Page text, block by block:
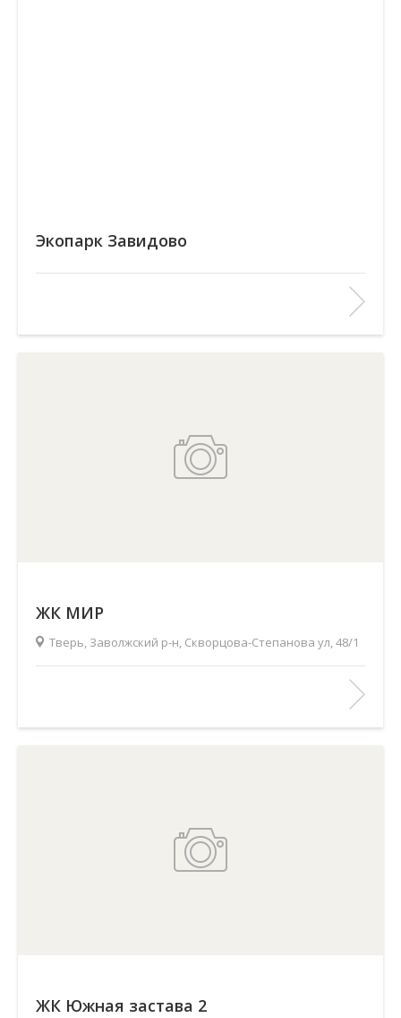
Экопарк Завидово
ЖК МИР
Тверь, Заволжский р-н, Скворцова-Степанова ул, 48/1
ЖК Южная застава 2